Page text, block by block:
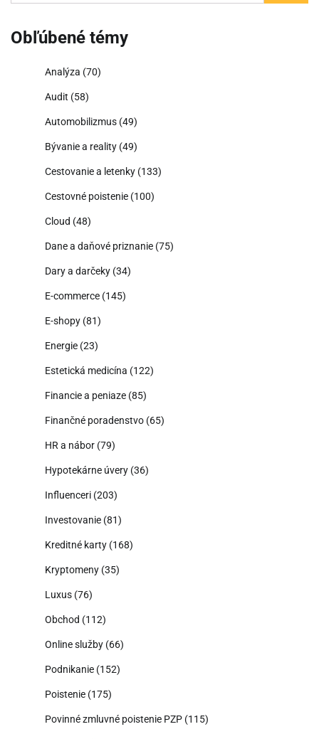
Obľúbené témy
Analýza (70)
Audit (58)
Automobilizmus (49)
Bývanie a reality (49)
Cestovanie a letenky (133)
Cestovné poistenie (100)
Cloud (48)
Dane a daňové priznanie (75)
Dary a darčeky (34)
E-commerce (145)
E-shopy (81)
Energie (23)
Estetická medicína (122)
Financie a peniaze (85)
Finančné poradenstvo (65)
HR a nábor (79)
Hypotekárne úvery (36)
Influenceri (203)
Investovanie (81)
Kreditné karty (168)
Kryptomeny (35)
Luxus (76)
Obchod (112)
Online služby (66)
Podnikanie (152)
Poistenie (175)
Povinné zmluvné poistenie PZP (115)